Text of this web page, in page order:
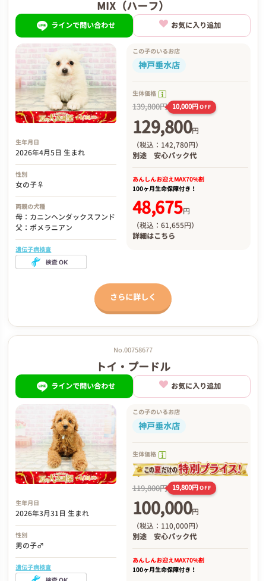
MIX（ハーフ）
ラインで問い合わせ お気に入り追加
生年月日
2026年4月5日 生まれ
性別
女の子♀
両親の犬種
母：カニンヘンダックスフンド
父：ポメラニアン
遺伝子病検査
この子のいるお店
神戸垂水店
生体価格
139,800円 10,000円OFF
129,800円
（税込：142,780円）
別途 安心パック代
あんしんお迎えMAX70%割
100ヶ月生命保障付き！
48,675円
（税込：61,655円）
詳細はこちら
さらに詳しく
No.00758677
トイ・プードル
ラインで問い合わせ お気に入り追加
生年月日
2026年3月31日 生まれ
性別
男の子♂
遺伝子病検査
この子のいるお店
神戸垂水店
生体価格
119,800円 19,800円OFF
100,000円
（税込：110,000円）
別途 安心パック代
あんしんお迎えMAX70%割
100ヶ月生命保障付き！